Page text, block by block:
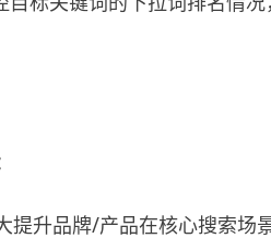
提升品牌/产品在核心搜索场